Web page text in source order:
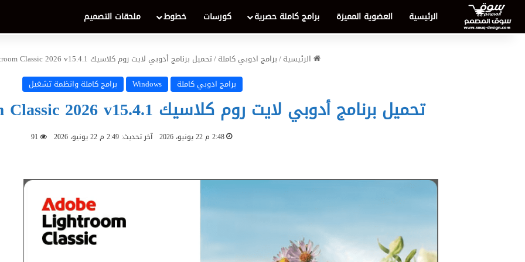
الرئيسية العضوية المميزة برامج كاملة حصرية كورسات خطوط ملحقات التصميم
الرئيسية/برامج ادوبي كاملة/تحميل برنامج أدوبي لايت روم كلاسيك Adobe Lightroom Classic 2026 v15.4.1 مجاناً
برامج ادوبي كاملة
Windows برامج كاملة وانظمة تشغيل
تحميل برنامج أدوبي لايت روم كلاسيك Adobe Lightroom Classic 2026 v15.4.1 مجاناً
2:48 م 22 يونيو، 2026 آخر تحديث: 2:49 م 22 يونيو، 2026 91